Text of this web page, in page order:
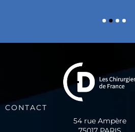
CONTACT
54 rue Ampère